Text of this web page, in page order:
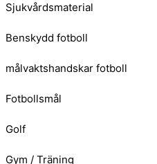
Sjukvårdsmaterial
Benskydd fotboll
målvaktshandskar fotboll
Fotbollsmål
Golf
Gym / Träning